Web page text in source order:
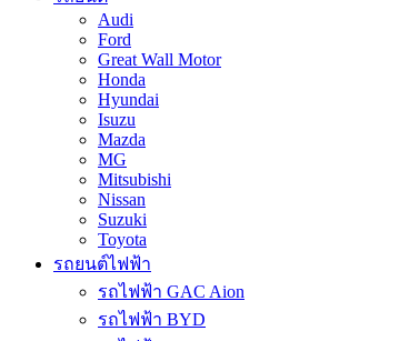
Audi
Ford
Great Wall Motor
Honda
Hyundai
Isuzu
Mazda
MG
Mitsubishi
Nissan
Suzuki
Toyota
รถยนต์ไฟฟ้า
รถไฟฟ้า GAC Aion
รถไฟฟ้า BYD